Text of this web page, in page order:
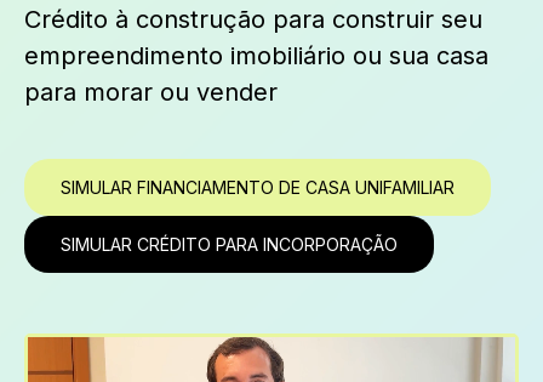
Crédito à construção para construir seu
empreendimento imobiliário ou sua casa
para morar ou vender
SIMULAR FINANCIAMENTO DE CASA UNIFAMILIAR
SIMULAR CRÉDITO PARA INCORPORAÇÃO